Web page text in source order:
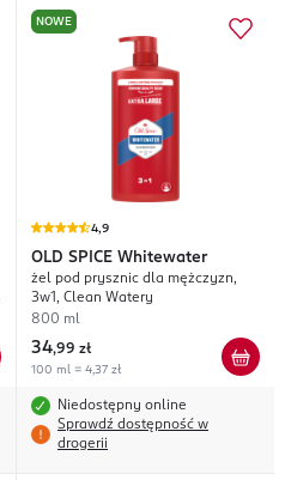
NOWE
4,9
OLD SPICE Whitewater
żel pod prysznic dla mężczyzn,
3w1, Clean Watery
800 ml
34,99 zł
100 ml = 4,37 zł
Niedostępny online
Sprawdź dostępność w
drogerii